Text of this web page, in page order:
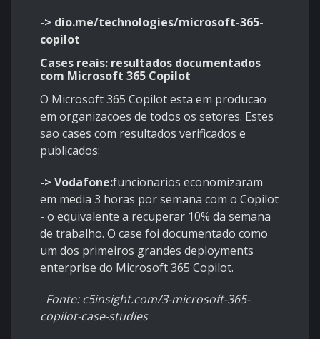
-> dio.me/technologies/microsoft-365-
copilot
Cases reais: resultados documentados
com Microsoft 365 Copilot
O Microsoft 365 Copilot esta em producao
em organizacoes de todos os setores. Estes
sao cases com resultados verificados e
publicados:
-> Vodafone:funcionarios economizaram
em media 3 horas por semana com o Copilot
- o equivalente a recuperar 10% da semana
de trabalho. O case foi documentado como
um dos primeiros grandes deployments
enterprise do Microsoft 365 Copilot.
Fonte: c5insight.com/3-microsoft-365-
copilot-case-studies